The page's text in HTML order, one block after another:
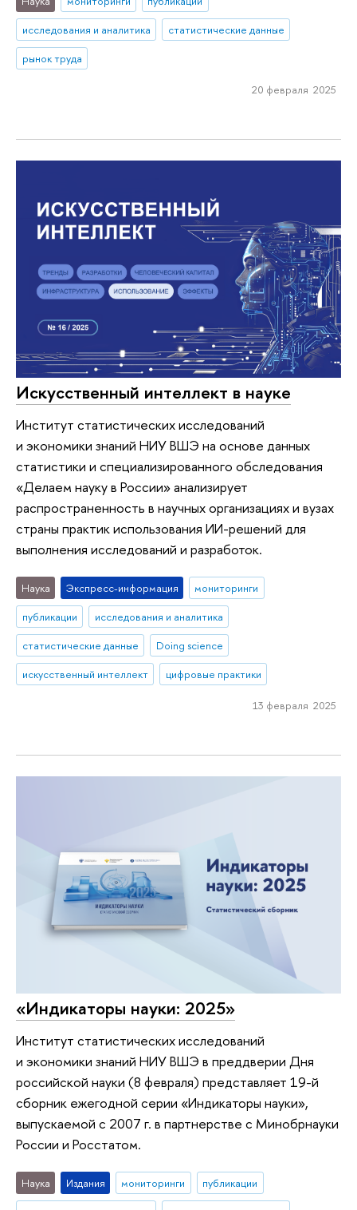
исследования и аналитика
статистические данные
рынок труда
20 февраля 2025
Искусственный интеллект в науке
Институт статистических исследований
и экономики знаний НИУ ВШЭ на основе данных
статистики и специализированного обследования
«Делаем науку в России» анализирует
распространенность в научных организациях и вузах
страны практик использования ИИ-решений для
выполнения исследований и разработок.
Наука Экспресс-информация
мониторинги
публикации
исследования и аналитика
статистические данные
Doing science
искусственный интеллект
цифровые практики
13 февраля 2025
«Индикаторы науки: 2025»
Институт статистических исследований
и экономики знаний НИУ ВШЭ в преддверии Дня
российской науки (8 февраля) представляет 19-й
сборник ежегодной серии «Индикаторы науки»,
выпускаемой с 2007 г. в партнерстве с Минобрнауки
России и Росстатом.
Наука Издания мониторинги
публикации